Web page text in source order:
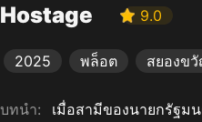
Hostage 9.0
2025 พล็อต สยองข
บทนำ: เมื่อสามีของนายกรัฐม